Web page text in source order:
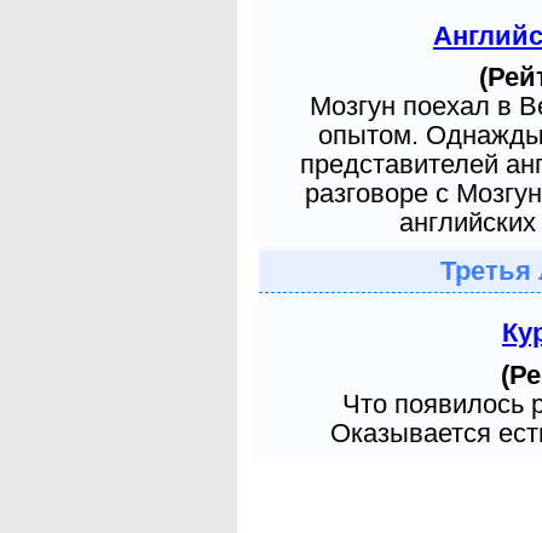
Мозгун поехал в
опытом. Однажды
представителей
разговоре с
Третья
Что появилось
Оказывается